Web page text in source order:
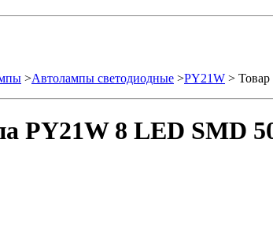
>Автолампы светодиодные >PY21W > Товар
PY21W 8 LED SMD